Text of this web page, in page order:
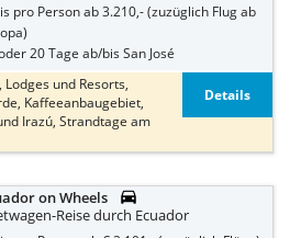
pro Person ab 3.210,- (zuzüglich Flug ab
20 Tage ab/bis San José
und Resorts,
Kaffeeanbaugebiet,
Irazú, Strandtage am
Details
on Wheels
Reise durch Ecuador